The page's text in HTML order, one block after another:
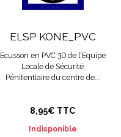
ELSP KONE_PVC
Ecusson en PVC 3D de l'Equipe
Locale de Sécurité
Pénitentiaire du centre de...
8,95€ TTC
Indisponible